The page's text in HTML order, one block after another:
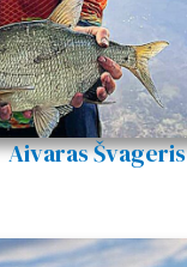
Aivaras Švageris